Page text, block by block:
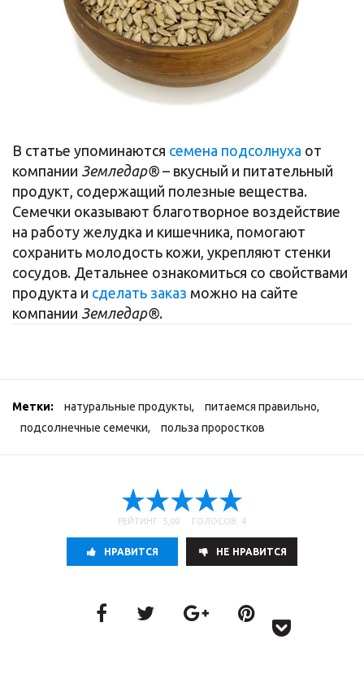
В статье упоминаются семена подсолнуха от
компании Земледар® – вкусный и питательный
продукт, содержащий полезные вещества.
Семечки оказывают благотворное воздействие
на работу желудка и кишечника, помогают
сохранить молодость кожи, укрепляют стенки
сосудов. Детальнее ознакомиться со свойствами
продукта и сделать заказ можно на сайте
компании Земледар®.
Метки: натуральные продукты, питаемся правильно,
подсолнечные семечки, польза проростков
РЕЙТИНГ: 5,00 ГОЛОСОВ: 4
НРАВИТСЯ НE НРАВИТСЯ